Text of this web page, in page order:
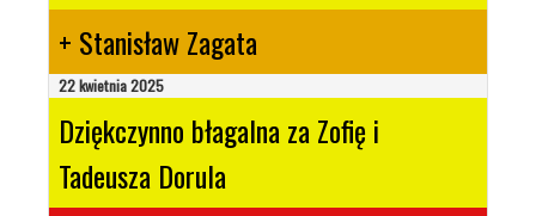
+ Stanisław Zagata
22 kwietnia 2025
Dziękczynno błagalna za Zofię i
Tadeusza Dorula